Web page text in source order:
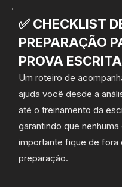
✅ CHECKLIST
PREPARAÇÃO
PROVA ESCRITA
Um roteiro de
ajuda você desde a
até o treinamento da
garantindo que nenhuma
importante fique de fora
preparação.